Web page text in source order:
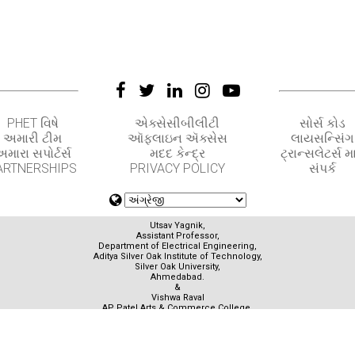
PHET વિષે
અમારી ટીમ
સપોર્ટર્સ
એક્સેસીબીલીટી
ઑફલાઇન ઍક્સેસ
મદદ કેન્દ્ર
PRIVACY POLICY
સોર્સ કોડ
લાયસન્સિંગ
ટ્રાન્સલેટર્સ
સંપર્ક
Utsav Yagnik,
Assistant Professor,
Department of Electrical Engineering,
Aditya Silver Oak Institute of Technology,
Silver Oak University,
Ahmedabad.
&
Vishwa Raval
AP Patel Arts & Commerce College,